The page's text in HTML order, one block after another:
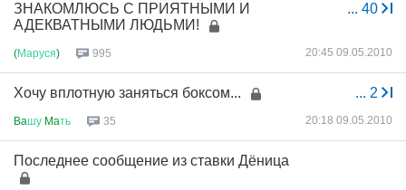
... 40
ЗНАКОМЛЮСЬ С ПРИЯТНЫМИ И
АДЕКВАТНЫМИ ЛЮДЬМИ!
(Маруся) 995 20:45 09.05.2010
... 2
Хочу вплотную заняться боксом...
Baшу Maть 35 20:18 09.05.2010
Последнее сообщение из ставки Дёница